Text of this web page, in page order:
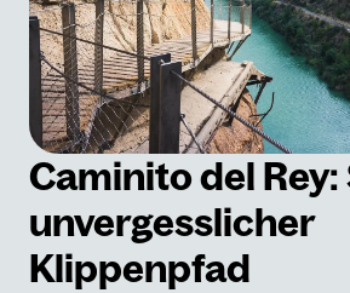
Caminito del
unvergesslicher
Klippenpfad